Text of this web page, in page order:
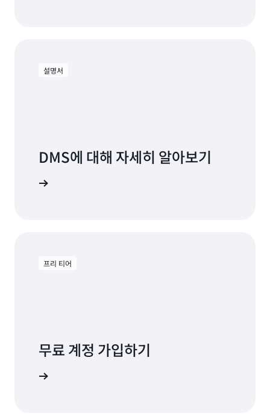
설명서
DMS에 대해 자세히 알아보기
프리 티어
무료 계정 가입하기